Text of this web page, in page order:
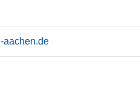
aachen.de